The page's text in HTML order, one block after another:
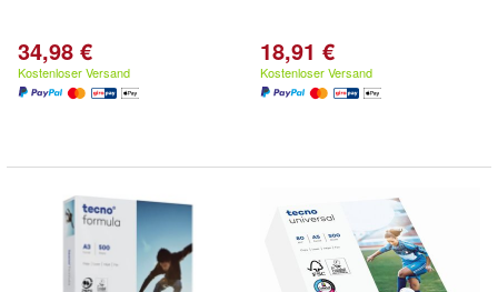
34,98 €
Kostenloser Versand
18,91 €
Kostenloser Versand